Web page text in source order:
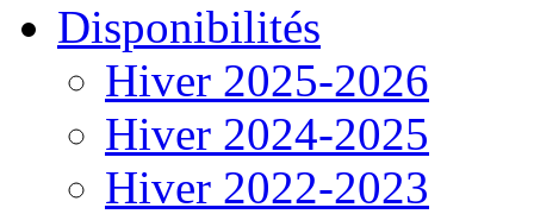
Disponibilités
Hiver 2025-2026
Hiver 2024-2025
Hiver 2022-2023